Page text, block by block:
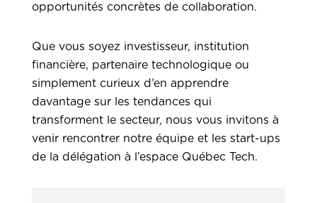
opportunités concrètes de collaboration.
Que vous soyez investisseur, institution
financière, partenaire technologique ou
simplement curieux d’en apprendre
davantage sur les tendances qui
transforment le secteur, nous vous invitons à
venir rencontrer notre équipe et les start-ups
de la délégation à l’espace Québec Tech.